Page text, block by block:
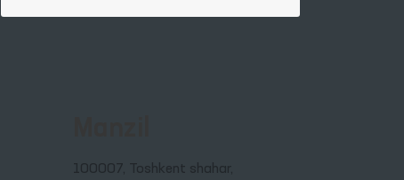
100007, Toshkent shahar,